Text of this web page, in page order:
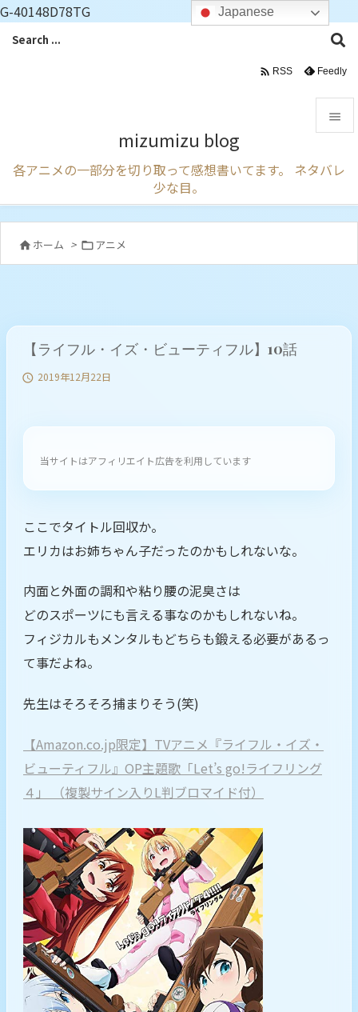
G-40148D78TG
mizumizu blog
各アニメの一部分を切り取って感想書いてます。 ネタバレ
少な目。

メニュ
前へ
 RSS Feedly
 ホーム > アニメ
【ライフル・イズ・ビューティフル】10話
 2019年12月22日
当サイトはアフィリエイト広告を利用しています
ここでタイトル回収か。
エリカはお姉ちゃん子だったのかもしれないな。
内面と外面の調和や粘り腰の泥臭さは
どのスポーツにも言える事なのかもしれないね。
フィジカルもメンタルもどちらも鍛える必要があるっ
て事だよね。
先生はそろそろ捕まりそう(笑)
【Amazon.co.jp限定】TVアニメ『ライフル・イズ・
ビューティフル』OP主題歌「Let’s go!ライフリング
４」 （複製サイン入りL判ブロマイド付）
Japanese